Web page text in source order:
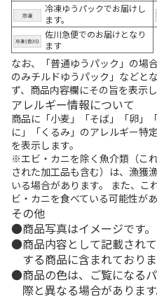
冷凍ゆうパックでお届けし
ます。
佐川急便でのお届けとなり
ます
なお、「普通ゆうパック」の場
のみチルドゆうパック」などと
ず、商品内容欄にその旨を表示し
アレルギー情報について
商品に「小麦」「そば」「卵」
に」「くるみ」のアレルギー特
を表示します。
※エビ・カニを除く魚介類（こ
された加工品も含む）は、漁獲
いる場合があります。 また、こ
ビ・カニを食べている可能性があ
その他
商品写真はイメージです。
商品内容として記載され
する商品に含まれておりま
商品の色は、ご覧になる
際と異なる場合があります